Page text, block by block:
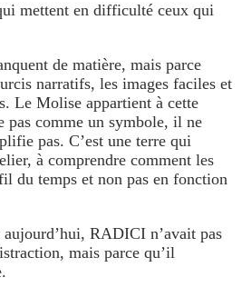
mettent en difficulté ceux qui
de matière, mais parce
narratifs, les images faciles et
Le Molise appartient à cette
pas comme un symbole, il ne
pas. C’est une terre qui
à comprendre comment les
du temps et non pas en fonction
RADICI n’avait pas
mais parce qu’il